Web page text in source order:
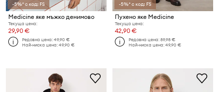
-5%* с код: FS
Medicine яке мъжко денимoво
Текуща цена:
29,90 €
Редовна цена:49,90 €
Най-ниска цена:49,90 €
-5%* с код: FS
Пухено яке Medicine
Текуща цена:
42,90 €
Редовна цена:89,98 €
Най-ниска цена:49,90 €